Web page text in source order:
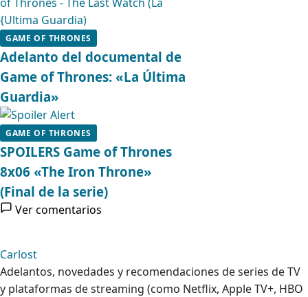
GAME OF THRONES
Adelanto del documental de
Game of Thrones: «La Última
Guardia»
GAME OF THRONES
SPOILERS Game of Thrones
8x06 «The Iron Throne»
(Final de la serie)
Ver comentarios
Carlost
Adelantos, novedades y recomendaciones de series de TV
y plataformas de streaming (como Netflix, Apple TV+, HBO